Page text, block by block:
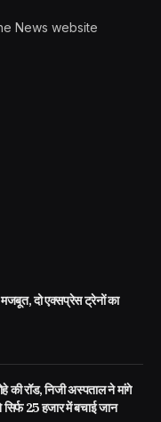
News website
दो एक्सप्रेस ट्रेनों का
की रॉड, निजी अस्पताल ने मांगे
25 हजार में बचाई जान